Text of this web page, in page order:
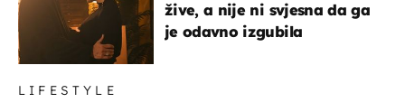
žive, a nije ni svjesna da ga
je odavno izgubila
LIFESTYLE